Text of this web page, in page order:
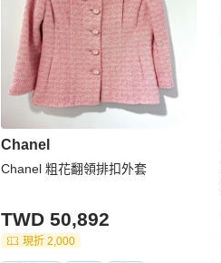
Chanel
Chanel 粗花翻領排扣外套
TWD 50,892
現折 2,000